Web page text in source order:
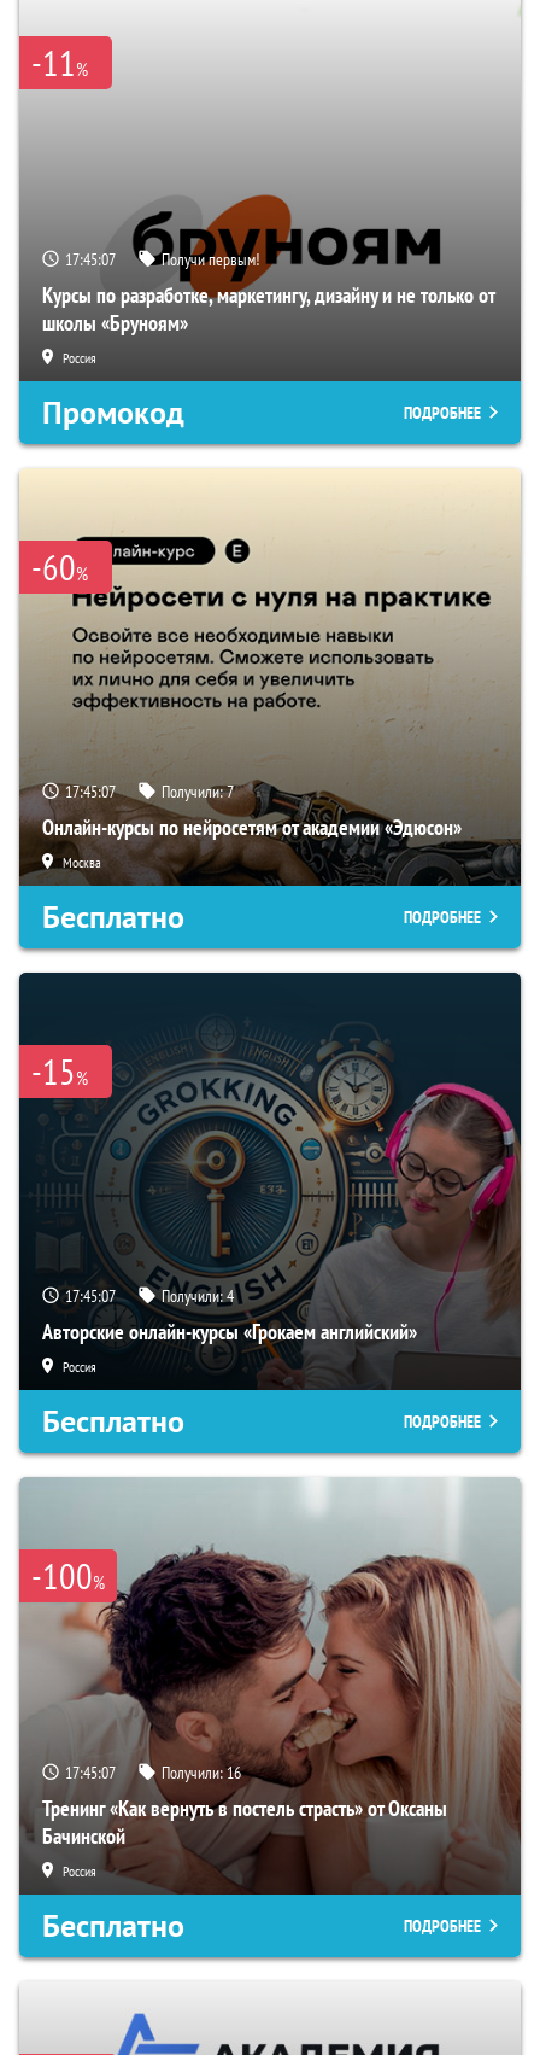
-11%
17:45:06 Получи первым!
Курсы по разработке, маркетингу, дизайну и не только от
школы «Бруноям»
Россия
Промокод ПОДРОБНЕЕ
-60%
17:45:06 Получили:7
Онлайн-курсы по нейросетям от академии «Эдюсон»
Москва
Бесплатно ПОДРОБНЕЕ
-15%
17:45:06 Получили:4
Авторские онлайн-курсы «Грокаем английский»
Россия
Бесплатно ПОДРОБНЕЕ
-100%
17:45:06 Получили:16
Тренинг «Как вернуть в постель страсть» от Оксаны
Бачинской
Россия
Бесплатно ПОДРОБНЕЕ